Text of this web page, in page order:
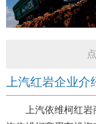
上汽红岩企业介
上汽依维柯红岩商